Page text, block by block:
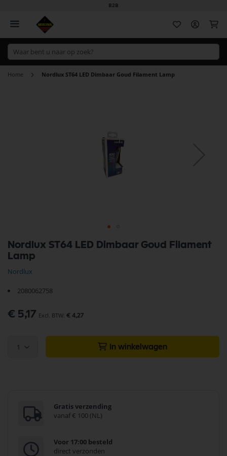
B2B
Home Nordlux ST64 LED Dimbaar Goud Filament Lamp
Nordlux ST64 LED Dimbaar Goud Filament
Lamp
Nordlux
2080062758
€ 5,17 € 4,27
1 In winkelwagen
Gratis verzending
vanaf € 100 (NL)
Voor 17:00 besteld
direct verzonden
naar
het
van
afbeeldingen-